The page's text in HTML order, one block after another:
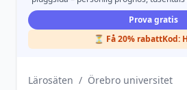
Prova gratis
⏳ Få 20% rabattKod:
Lärosäten / Örebro universitet